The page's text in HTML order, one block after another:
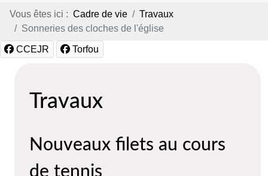
Vous êtes ici : Cadre de vie
Travaux
Sonneries des cloches de l'église
CCEJR Torfou
Travaux
Nouveaux filets au cours
de tennis